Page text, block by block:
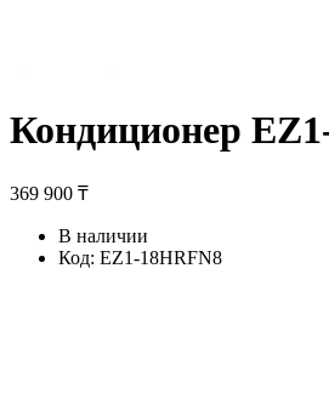
Кондиционер
369 900 ₸
В наличии
Код: EZ1-18HRFN8